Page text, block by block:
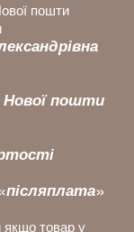
пошти
Нової пошти
післяплата»
якщо товар у